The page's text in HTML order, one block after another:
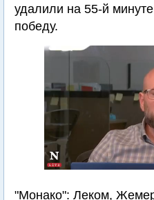
удалили на 55-й
победу.
"Монако": Леком,